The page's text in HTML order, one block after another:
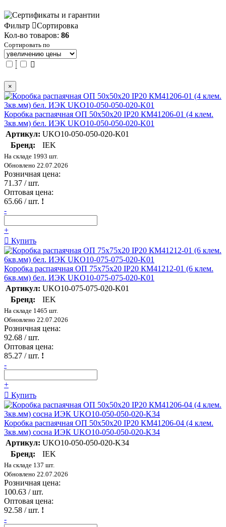
Фильтр
Сортировка
Кол-во товаров: 86
Сортировать по
×
Коробка распаячная ОП 50х50х20 IP20 КМ41206-01 (4 клем.
3кв.мм) бел. ИЭК UKO10-050-050-020-K01
Артикул: UKO10-050-050-020-K01
Бренд:
IEK
На складе 1993 шт.
Обновлено 22.07.2026
Розничная цена:
71.37 / шт.
Оптовая цена:
65.66 / шт. !
-
+
Купить
Коробка распаячная ОП 75х75х20 IP20 КМ41212-01 (6 клем.
6кв.мм) бел. ИЭК UKO10-075-075-020-K01
Артикул: UKO10-075-075-020-K01
Бренд:
IEK
На складе 1465 шт.
Обновлено 22.07.2026
Розничная цена:
92.68 / шт.
Оптовая цена:
85.27 / шт. !
-
+
Купить
Коробка распаячная ОП 50х50х20 IP20 КМ41206-04 (4 клем.
3кв.мм) сосна ИЭК UKO10-050-050-020-K34
Артикул: UKO10-050-050-020-K34
Бренд:
IEK
На складе 137 шт.
Обновлено 22.07.2026
Розничная цена:
100.63 / шт.
Оптовая цена:
92.58 / шт. !
-